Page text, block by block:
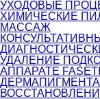
УХОДОВЫЕ
ХИМИЧЕСКИЕ
МАССАЖ
УДАЛЕНИЕ
АППАРАТЕ